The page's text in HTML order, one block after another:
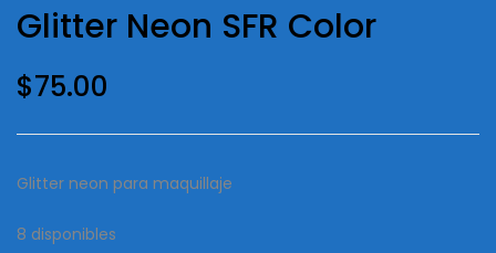
Glitter Neon SFR Color
$75.00
Glitter neon para maquillaje
8 disponibles